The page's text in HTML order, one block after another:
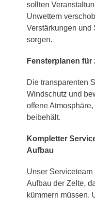
sollten
Unwettern
Verstärkungen und
sorgen.
Fensterplanen
Die transparenten
Windschutz und
offene
beibehält.
Kompletter
Aufbau
Unser Serviceteam
Aufbau der Zelte,
kümmern müssen.